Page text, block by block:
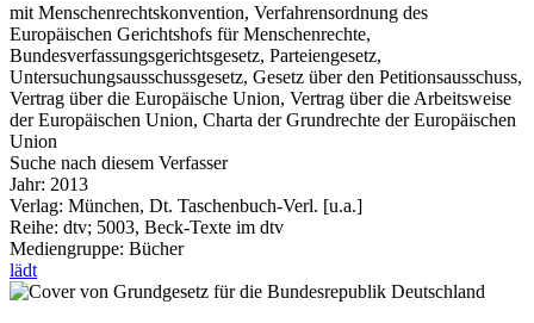
mit Menschenrechtskonvention, Verfahrensordnung des
Europäischen Gerichtshofs für Menschenrechte,
Bundesverfassungsgerichtsgesetz, Parteiengesetz,
Untersuchungsausschussgesetz, Gesetz über den Petitionsausschuss,
Vertrag über die Europäische Union, Vertrag über die Arbeitsweise
der Europäischen Union, Charta der Grundrechte der Europäischen
Union
Suche nach diesem Verfasser
Jahr: 2013
Verlag: München, Dt. Taschenbuch-Verl. [u.a.]
Reihe: dtv; 5003, Beck-Texte im dtv
Mediengruppe: Bücher
lädt